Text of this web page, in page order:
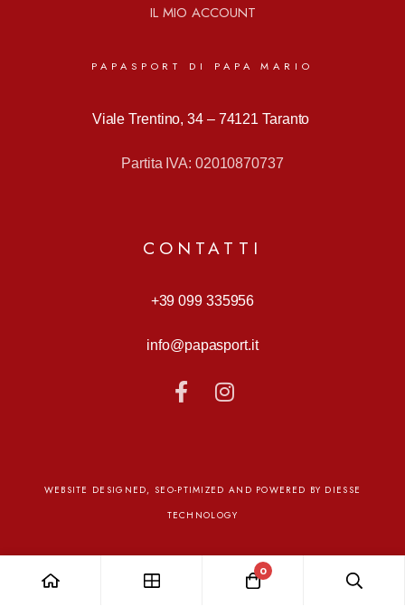
IL MIO ACCOUNT
PAPASPORT DI PAPA MARIO
Viale Trentino, 34 – 74121 Taranto
Partita IVA: 02010870737
CONTATTI
+39 099 335956
info@papasport.it
WEBSITE DESIGNED, SEO-PTIMIZED AND POWERED BY DIESSE
TECHNOLOGY
0